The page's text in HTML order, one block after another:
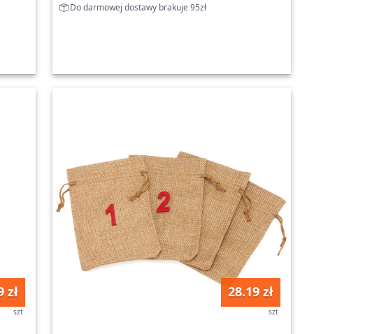
Do darmowej dostawy brakuje 95zł
zł
szt
28.19 zł
szt